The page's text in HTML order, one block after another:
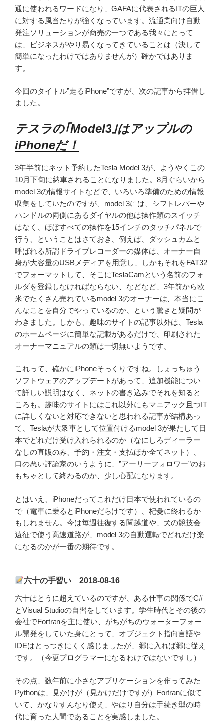
通に使われるワードになり、GAFAに代表されるITの巨人
に対する風当たりが強くなっています。流通業向け自動
発注ソリューションが商売の一つである我々にとって
は、ビジネスがやり易くなってきていることは（決して
簡単になったわけではありませんが）確かではありま
す。
今回のタイトル”走るiPhone”ですが、次の記事から拝借し
ました。
テスラの｢Model3｣はアップルの
iPhoneだ！
3年半前にネット予約したTesla Model 3が、ようやくこの
10月下旬に納車されることになりました。8月ぐらいから
model 3の情報サイトなどで、いろいろ準備のための情報
収集をしていたのですが、model 3には、シフトレバーや
ハンドルの両側にあるダイヤルの他は操作類のスイッチ
はなく、ほぼすべての操作を15インチのタッチパネルで
行う、ということはさておき、例えば、ダッシュカムと
呼ばれる所謂ドライブレコーダーの媒体は、オーナー自
身が大容量のUSBメディアを用意し、しかもそれをFAT32
でフォーマットして、そこにTeslaCamという名前のフォ
ルダを登録しなければならない、などなど、3年前から欧
米でたくさん売れているmodel 3のオーナーは、本当にこ
んなことを自分でやっているのか、という驚きと疑問が
わきました。しかも、趣味のサイトの記事以外は、Tesla
のホームページに簡単な記載があるだけで、印刷された
オーナーマニュアルの類は一切無いようです。
これって、確かにiPhoneそっくりですね。しょっちゅう
ソフトウェアのアップデートがあって、追加機能につい
て詳しい説明はなく、ネットの書き込みでそれを知ると
ころも。趣味のサイトにはこれ以外にもマニアック且つIT
に詳しくないと対応できないと思われる記事が結構あっ
て、Teslaが大衆車として位置付けるmodel 3が果たして日
本でどれだけ受け入れられるのか（なにしろディーラー
なしの直販のみ、予約・注文・支払ほか全てネット）、
口の悪い評論家のいうように、”アーリーフォロワー”のお
もちゃとして終わるのか、少し心配になります。
とはいえ、iPhoneだってこれだけ日本で使われているの
で（電車に乗るとiPhoneだらけです）、杞憂に終わるか
もしれません。今は毎週往復する関越道や、犬の競技会
遠征で使う高速道路が、model 3の自動運転でどれだけ楽
になるのかが一番の期待です。
六十の手習い 2018-08-16
六十はとうに超えているのですが、ある仕事の関係でC#
とVisual Studioの自習をしています。学生時代とその後の
会社でFortranを主に使い、がちがちのウォーターフォー
ル開発をしていた身にとって、オブジェクト指向言語や
IDEはとっつきにくく感じましたが、郷に入れば郷に従え
です。（今更プログラマーになるわけではないですし）
その点、数年前に小さなアプリケーションを作ってみた
Pythonは、見かけが（見かけだけですが）Fortranに似て
いて、かなりすんなり使え、やはり自分は手続き型の時
代に育った人間であることを実感しました。